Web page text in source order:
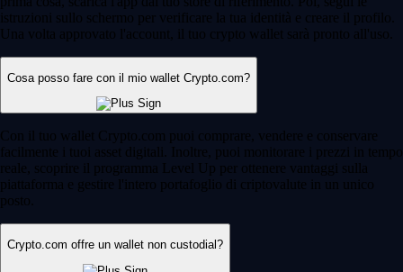
istruzioni sullo schermo per verificare la tua identità e creare il profilo.
Una volta approvato l'account, il tuo crypto wallet sarà pronto all'uso.
Cosa posso fare con il mio wallet Crypto.com?
Con il tuo wallet Crypto.com puoi comprare, vendere e conservare
facilmente i tuoi asset digitali. Inoltre, puoi monitorare i prezzi in tempo
reale, scoprire il programma Level Up per ottenere vantaggi sulla
piattaforma e gestire l'intero portafoglio di criptovalute in un unico
posto.
Crypto.com offre un wallet non custodial?